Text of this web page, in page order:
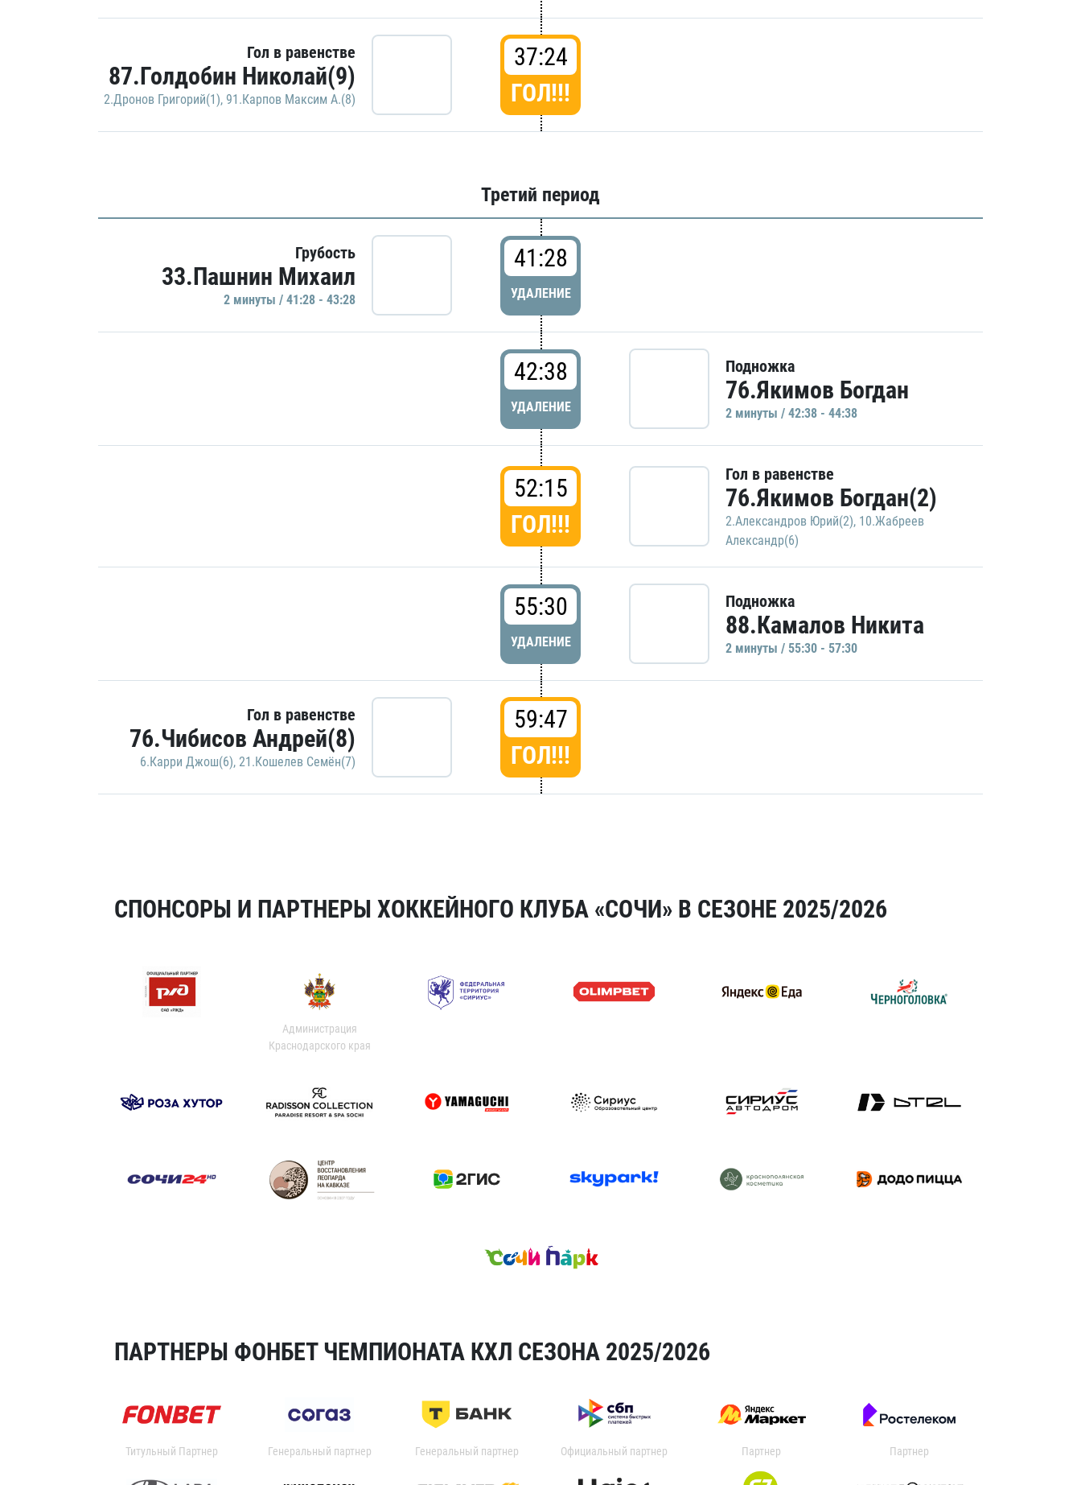
Гол в равенстве
87.Голдобин Николай(9)
2.Дронов Григорий(1), 91.Карпов Максим А.(8)
37:24
ГОЛ!!!
Третий период
Грубость
33.Пашнин Михаил
2 минуты / 41:28 - 43:28
41:28
УДАЛЕНИЕ
42:38
УДАЛЕНИЕ
Подножка
76.Якимов Богдан
2 минуты / 42:38 - 44:38
52:15
ГОЛ!!!
Гол в равенстве
76.Якимов Богдан(2)
2.Александров Юрий(2), 10.Жабреев
Александр(6)
55:30
УДАЛЕНИЕ
Подножка
88.Камалов Никита
2 минуты / 55:30 - 57:30
Гол в равенстве
76.Чибисов Андрей(8)
6.Карри Джош(6), 21.Кошелев Семён(7)
59:47
ГОЛ!!!
СПОНСОРЫ И ПАРТНЕРЫ ХОККЕЙНОГО КЛУБА «СОЧИ» В СЕЗОНЕ 2025/2026
Администрация
Краснодарского края
ПАРТНЕРЫ ФОНБЕТ ЧЕМПИОНАТА КХЛ СЕЗОНА 2025/2026
Титульный Партнер Генеральный партнер Генеральный партнер Официальный партнер Партнер Партнер